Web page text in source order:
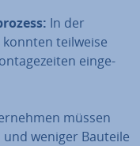
In der
teilweise
ein­ge­
müssen
weniger Bauteile